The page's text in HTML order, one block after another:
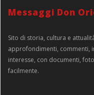
Messaggi Don
Sito di storia, cultura e
approfondimenti, commenti,
interesse, con documenti,
facilmente.